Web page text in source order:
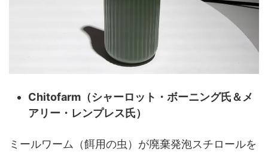
Chitofarm（シャーロット・ボーニング氏＆メ
アリー・レンプレス氏）
ミールワーム（餌用の虫）が廃棄発泡スチロールを